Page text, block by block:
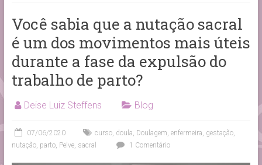
Você sabia que a nutação sacral
é um dos movimentos mais úteis
durante a fase da expulsão do
trabalho de parto?
Deise Luiz Steffens Blog
07/06/2020 curso, doula Doulagem enfermeira gestação,
nutação, parto, Pelve, sacral 1 Comentário